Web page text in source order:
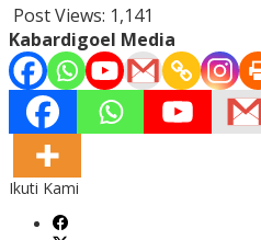
Post Views: 1,141
Kabardigoel Media
Ikuti Kami